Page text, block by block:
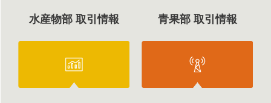
水産物部 取引情報 青果部 取引情報